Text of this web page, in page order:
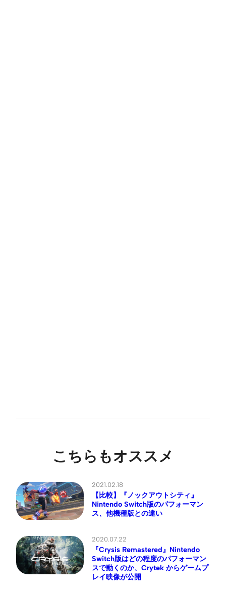
こちらもオススメ
2021.02.18
【比較】『ノックアウトシティ』
Nintendo Switch版のパフォーマン
ス、他機種版との違い
2020.07.22
『Crysis Remastered』Nintendo
Switch版はどの程度のパフォーマン
スで動くのか、Crytek からゲームプ
レイ映像が公開